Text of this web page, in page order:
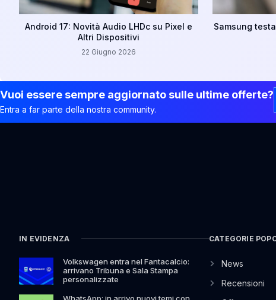
Android 17: Novità Audio LHDc su Pixel e
Altri Dispositivi
22 Giugno 2026
Samsung
Vuoi essere sempre aggiornato sulle ultime offerte?
Entra a far parte della nostra community.
IN EVIDENZA
Volkswagen entra nel Fantacalcio:
arrivano Tribuna e Sala Stampa
personalizzate
WhatsApp: in arrivo nuovi temi con
CATEGORIE
News
Recensioni